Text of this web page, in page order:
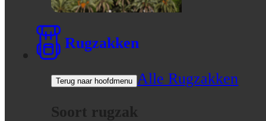
Rugzakken
Terug naar hoofdmenu Alle Rugzakken
Soort rugzak